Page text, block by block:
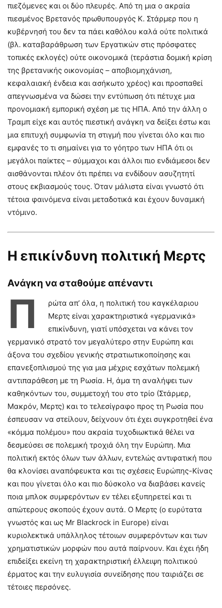
πιεζόμενες και οι δύο πλευρές. Από τη μια ο ακραία
πιεσμένος Βρετανός πρωθυπουργός Κ. Στάρμερ που η
κυβέρνησή του δεν τα πάει καθόλου καλά ούτε πολιτικά
(βλ. καταβαράθρωση των Εργατικών στις πρόσφατες
τοπικές εκλογές) ούτε οικονομικά (τεράστια δομική κρίση
της βρετανικής οικονομίας – αποβιομηχάνιση,
κεφαλαιακή ένδεια και ασήκωτο χρέος) και προσπαθεί
απεγνωσμένα να δώσει την εντύπωση ότι πέτυχε μια
προνομιακή εμπορική σχέση με τις ΗΠΑ. Από την άλλη ο
Τραμπ είχε και αυτός πιεστική ανάγκη να δείξει έστω και
μια επιτυχή συμφωνία τη στιγμή που γίνεται όλο και πιο
εμφανές το τι σημαίνει για το γόητρο των ΗΠΑ ότι οι
μεγάλοι παίκτες – σύμμαχοι και άλλοι πιο ενδιάμεσοι δεν
αισθάνονται πλέον ότι πρέπει να ενδίδουν ασυζητητί
στους εκβιασμούς τους. Όταν μάλιστα είναι γνωστό ότι
τέτοια φαινόμενα είναι μεταδοτικά και έχουν δυναμική
ντόμινο.
Η επικίνδυνη πολιτική Μερτς
Ανάγκη να σταθούμε απέναντι
Π
ρώτα απ’ όλα, η πολιτική του καγκέλαριου
Μερτς είναι χαρακτηριστικά «γερμανικά»
επικίνδυνη, γιατί υπόσχεται να κάνει τον
γερμανικό στρατό τον μεγαλύτερο στην Ευρώπη και
άξονα του σχεδίου γενικής στρατιωτικοποίησης και
επανεξοπλισμού της για μια μέχρις εσχάτων πολεμική
αντιπαράθεση με τη Ρωσία. Η, άμα τη αναλήψει των
καθηκόντων του, συμμετοχή του στο τρίο (Στάρμερ,
Μακρόν, Μερτς) και το τελεσίγραφο προς τη Ρωσία που
έσπευσαν να στείλουν, δείχνουν ότι έχει συγκροτηθεί ένα
«κόμμα πολέμου» που ακραία τυχοδιωκτικά θέλει να
δεσμεύσει σε πολεμική τροχιά όλη την Ευρώπη. Μια
πολιτική εκτός όλων των άλλων, εντελώς αντιφατική που
θα κλονίσει αναπόφευκτα και τις σχέσεις Ευρώπης-Κίνας
και που γίνεται όλο και πιο δύσκολο να διαβάσει κανείς
ποια μπλοκ συμφερόντων εν τέλει εξυπηρετεί και τι
απώτερους σκοπούς έχουν αυτά. Ο Μερτς (ο ευρύτατα
γνωστός και ως Mr Blackrock in Europe) είναι
κυριολεκτικά υπάλληλος τέτοιων συμφερόντων και των
χρηματιστικών μορφών που αυτά παίρνουν. Και έχει ήδη
επιδείξει εκείνη τη χαρακτηριστική έλλειψη πολιτικού
έρματος και την ευλυγισία συνείδησης που ταιριάζει σε
τέτοιες περσόνες.